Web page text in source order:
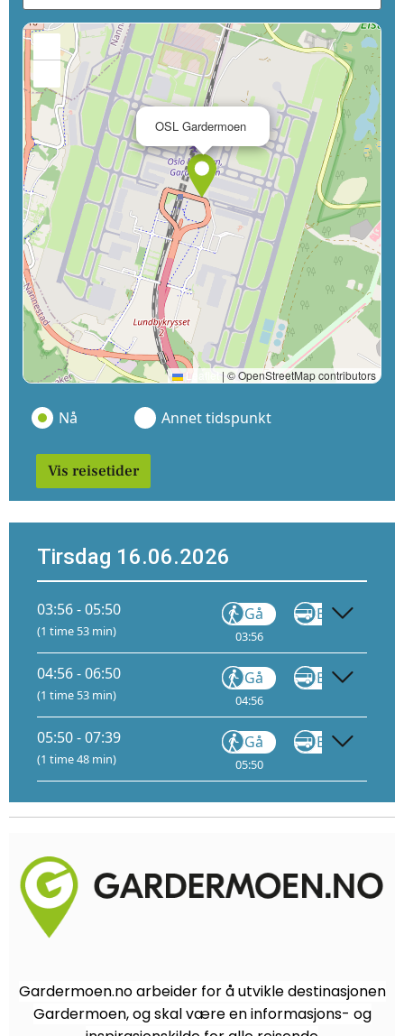
OSL Gardermoen
Leaflet | © OpenStreetMap contributors
Nå Annet tidspunkt
Vis reisetider
Tirsdag 16.06.2026
03:56 - 05:50
(1 time 53 min)
Gå
03:56
Buss
04:56 - 06:50
(1 time 53 min)
Gå
04:56
Buss
05:50 - 07:39
(1 time 48 min)
Gå
05:50
Buss
Gardermoen.no arbeider for å utvikle destinasjonen
Gardermoen, og skal være en informasjons- og